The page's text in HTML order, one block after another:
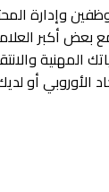
وإدارة
أكبر
المهنية
الأوروبي أو